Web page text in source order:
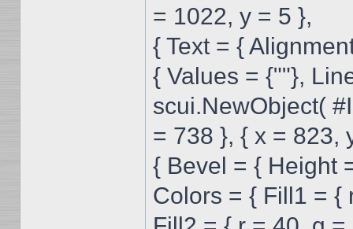
= 1022, y = 5 },
{ Text = {
{ Values = {""},
scui.NewObject(
= 738 }, { x = 823,
{ Bevel = { Height
Colors = { Fill1 = {